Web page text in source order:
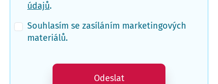
údajů.
Souhlasím se zasíláním marketingových
materiálů.
Odeslat